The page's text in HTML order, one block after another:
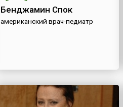
Бенджамин Спок
американский врач-педиатр